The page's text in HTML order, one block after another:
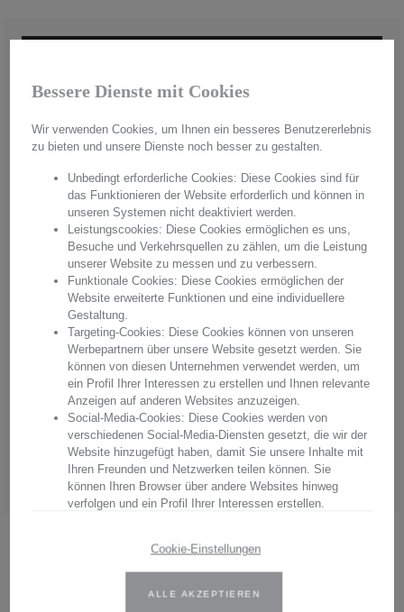
Handmade in Germany
Aus hochwertigstem Kristallglas werden in aufwendiger Handarbeit
"Made in Germany" einzigartige Unikate hergestellt. Mit jedem
Produkt erwerben Sie pures Handwerk in einer einzigartigen Qualität
und einem unvergleichbaren Glanz. Überzeugen Sie sich von
Arnstadt Kristall, überzeugen Sie sich von unserer Qualität.
Hersteller:Arnstadt Kristall GmbH
Anschrift: Bierweg 27, 99310 Arnstadt, Thüringen, Deutschland
E-Mail: verkauf@arnstadtkristall-shop.de
Tel. 0049 (0) 3628 - 66 00 33
Bessere Dienste mit Cookies
Wir verwenden Cookies, um Ihnen ein besseres Benutzererlebnis
zu bieten und unsere Dienste noch besser zu gestalten.
Unbedingt erforderliche Cookies: Diese Cookies sind für
das Funktionieren der Website erforderlich und können in
unseren Systemen nicht deaktiviert werden.
Leistungscookies: Diese Cookies ermöglichen es uns,
Besuche und Verkehrsquellen zu zählen, um die Leistung
unserer Website zu messen und zu verbessern.
Funktionale Cookies: Diese Cookies ermöglichen der
Website erweiterte Funktionen und eine individuellere
Gestaltung.
Targeting-Cookies: Diese Cookies können von unseren
Werbepartnern über unsere Website gesetzt werden. Sie
können von diesen Unternehmen verwendet werden, um
ein Profil Ihrer Interessen zu erstellen und Ihnen relevante
Anzeigen auf anderen Websites anzuzeigen.
Social-Media-Cookies: Diese Cookies werden von
verschiedenen Social-Media-Diensten gesetzt, die wir der
Website hinzugefügt haben, damit Sie unsere Inhalte mit
Ihren Freunden und Netzwerken teilen können. Sie
können Ihren Browser über andere Websites hinweg
verfolgen und ein Profil Ihrer Interessen erstellen.
Informationen finden Sie in unserer Datenschutzbestimmungen.
Geben Sie Ihre Zustimmung oder bearbeiten Sie die Cookie-
Cookie-Einstellungen
ALLE AKZEPTIEREN